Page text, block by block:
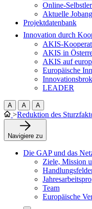
Online-
Aktuelle
Projektdatenbank
Innovation durch
AKIS-
AKIS in
AKIS auf
Europäische
LEADER
A A A
>Reduktion des
Navigiere zu
Die GAP und das
Ziele, Mission
Team
Europäische